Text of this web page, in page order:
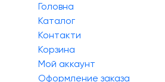
Головна
Каталог
Контакти
Корзина
Мой аккаунт
Оформление заказа